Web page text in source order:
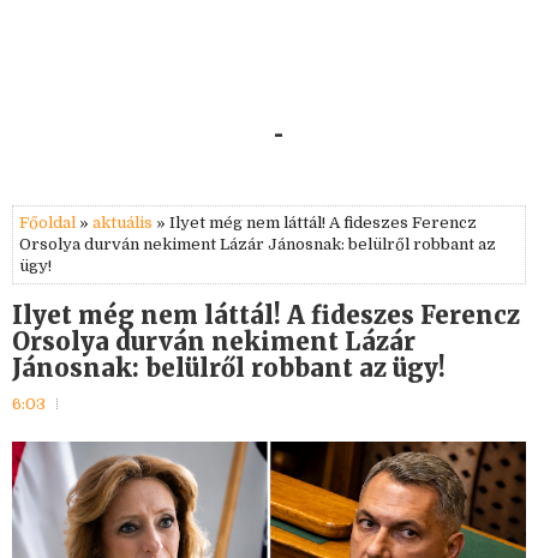
-
Főoldal » aktuális » Ilyet még nem láttál! A fideszes Ferencz
Orsolya durván nekiment Lázár Jánosnak: belülről robbant az
ügy!
Ilyet még nem láttál! A fideszes Ferencz
Orsolya durván nekiment Lázár
Jánosnak: belülről robbant az ügy!
6:03